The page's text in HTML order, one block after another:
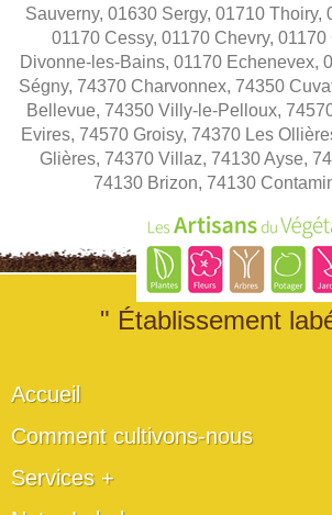
Sauverny, 01630 Sergy, 01710 Thoiry,
01170 Cessy, 01170 Chevry,
Divonne-les-Bains, 01170 Echenevex,
Ségny, 74370 Charvonnex, 74350
Bellevue, 74350 Villy-le-Pelloux,
Evires, 74570 Groisy, 74370 Les
Glières, 74370 Villaz, 74130 Ayse,
74130 Brizon, 74130
" Établissement
Accueil
Comment cultivons-nous
Services +